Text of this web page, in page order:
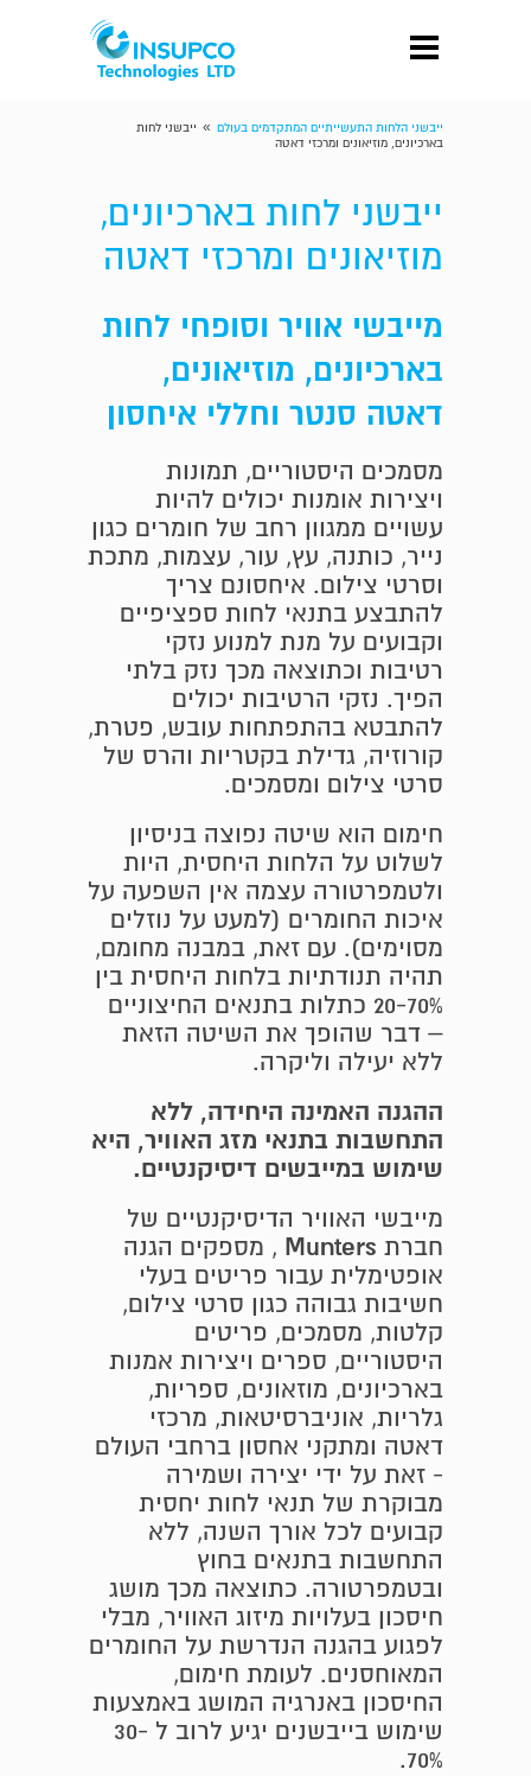
ייבשני הלחות התעשייתיים המתקדמים בעולם » ייבשני לחות
בארכיונים, מוזיאונים ומרכזי דאטה
ייבשני לחות בארכיונים,
מוזיאונים ומרכזי דאטה
מייבשי אוויר וסופחי לחות
בארכיונים, מוזיאונים,
דאטה סנטר וחללי איחסון
מסמכים היסטוריים, תמונות
ויצירות אומנות יכולים להיות
עשויים ממגוון רחב של חומרים כגון
נייר, כותנה, עץ, עור, עצמות, מתכת
וסרטי צילום. איחסונם צריך
להתבצע בתנאי לחות ספציפיים
וקבועים על מנת למנוע נזקי
רטיבות וכתוצאה מכך נזק בלתי
הפיך. נזקי הרטיבות יכולים
להתבטא בהתפתחות עובש, פטרת,
קורוזיה, גדילת בקטריות והרס של
סרטי צילום ומסמכים.
חימום הוא שיטה נפוצה בניסיון
לשלוט על הלחות היחסית, היות
ולטמפרטורה עצמה אין השפעה על
איכות החומרים (למעט על נוזלים
מסוימים). עם זאת, במבנה מחומם,
תהיה תנודתיות בלחות היחסית בין
20-70% כתלות בתנאים החיצוניים
– דבר שהופך את השיטה הזאת
ללא יעילה וליקרה.
ההגנה האמינה היחידה, ללא
התחשבות בתנאי מזג האוויר, היא
שימוש במייבשים דיסיקנטיים.
מייבשי האוויר הדיסיקנטיים של
חברת Munters , מספקים הגנה
אופטימלית עבור פריטים בעלי
חשיבות גבוהה כגון סרטי צילום,
קלטות, מסמכים, פריטים
היסטוריים, ספרים ויצירות אמנות
בארכיונים, מוזאונים, ספריות,
גלריות, אוניברסיטאות, מרכזי
דאטה ומתקני אחסון ברחבי העולם
- זאת על ידי יצירה ושמירה
מבוקרת של תנאי לחות יחסית
קבועים לכל אורך השנה, ללא
התחשבות בתנאים בחוץ
ובטמפרטורה. כתוצאה מכך מושג
חיסכון בעלויות מיזוג האוויר, מבלי
לפגוע בהגנה הנדרשת על החומרים
המאוחסנים. לעומת חימום,
החיסכון באנרגיה המושג באמצעות
שימוש בייבשנים יגיע לרוב ל 30-
70%.